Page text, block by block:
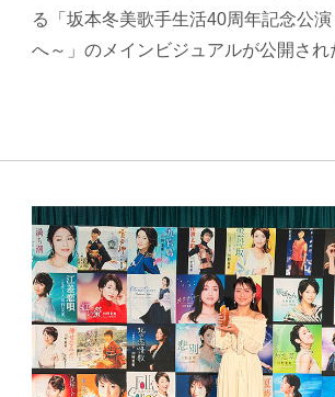
る「坂本冬美歌手生活40周年記念公演
へ～」のメインビジュアルが公開さ